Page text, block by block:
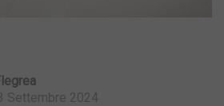
Settembre 2024